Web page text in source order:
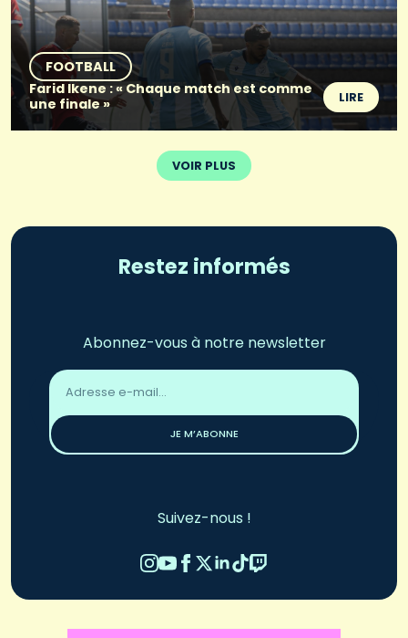
FOOTBALL
Farid Ikene : « Chaque match est comme
une finale »
LIRE
VOIR PLUS
Restez informés
Abonnez-vous à notre newsletter
Adresse
email
JE M’ABONNE
Suivez-nous !